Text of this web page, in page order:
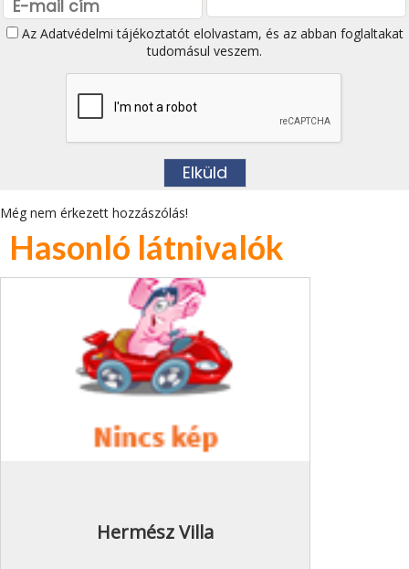
Az Adatvédelmi tájékoztatótelolvastam, és az abban foglaltakat
tudomásul veszem.
Még nem érkezett hozzászólás!
Hasonló látnivalók
Hermész Villa